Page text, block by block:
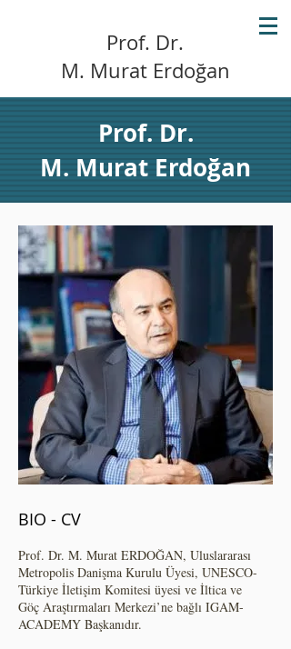
Prof. Dr.
M. Murat Erdoğan
Prof. Dr.
M. Murat Erdoğan
BIO - CV
Prof. Dr. M. Murat ERDOĞAN, Uluslararası
Metropolis Danişma Kurulu Üyesi, UNESCO-
Türkiye İletişim Komitesi üyesi ve İltica ve
Göç Araştırmaları Merkezi’ne bağlı IGAM-
ACADEMY Başkanıdır.